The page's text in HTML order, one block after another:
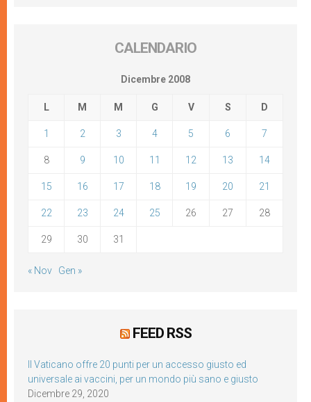
CALENDARIO
Dicembre 2008
L M M G V S D
1 2 3 4 5 6 7
8 9 10 11 12 13 14
15 16 17 18 19 20 21
22 23 24 25 26 27 28
29 30 31
« Nov Gen »
FEED RSS
Il Vaticano offre 20 punti per un accesso giusto ed
universale ai vaccini, per un mondo più sano e giusto
Dicembre 29, 2020